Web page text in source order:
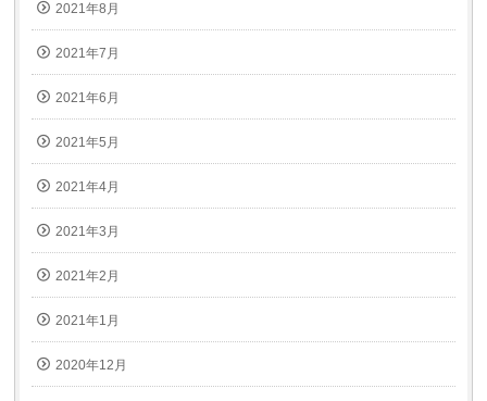
2021年8月
2021年7月
2021年6月
2021年5月
2021年4月
2021年3月
2021年2月
2021年1月
2020年12月